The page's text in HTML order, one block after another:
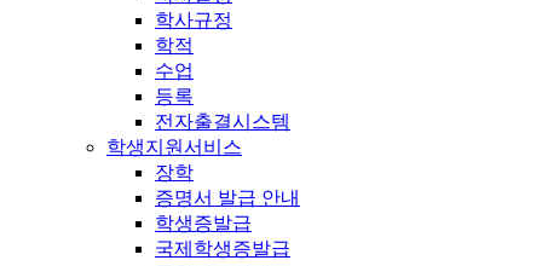
학사규정
학적
수업
등록
전자출결시스템
학생지원서비스
장학
증명서 발급 안내
학생증발급
국제학생증발급